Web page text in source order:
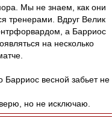
Мы не знаем, как они
тренерами. Вдруг Велик
а Барриос
на несколько
Барриос весной забьет не
но не исключаю.